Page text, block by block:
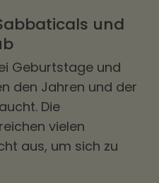
und
Geburtstage und
den Jahren und der
Die
vielen
aus, um sich zu